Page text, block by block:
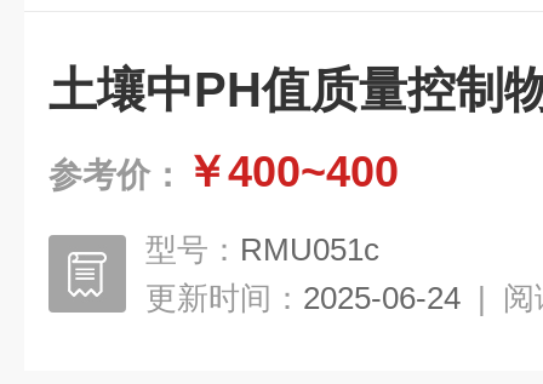
土壤中PH值质量控制
参考价： ￥400~400
型号： RMU051c
更新时间： 2025-06-24 | 阅